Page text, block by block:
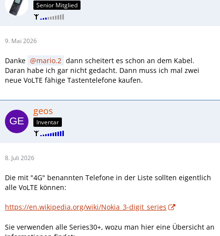
Senior Mitglied
9. Mai 2026
Danke mario.2 dann scheitert es schon an dem Kabel.
Daran habe ich gar nicht gedacht. Dann muss ich mal zwei
neue VoLTE fähige Tastentelefone kaufen.
geos
Inventar
8. Juli 2026
Die mit "4G" benannten Telefone in der Liste sollten eigentlich
alle VoLTE können:
https://en.wikipedia.org/wiki/Nokia_3-digit_series
Sie verwenden alle Series30+, wozu man hier eine Übersicht an